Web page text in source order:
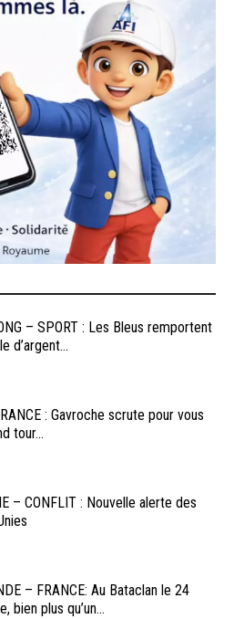
– SPORT : Les Bleus remportent
d’argent...
: Gavroche scrute pour vous
tour...
– CONFLIT : Nouvelle alerte des
– FRANCE: Au Bataclan le 24
bien plus qu’un...